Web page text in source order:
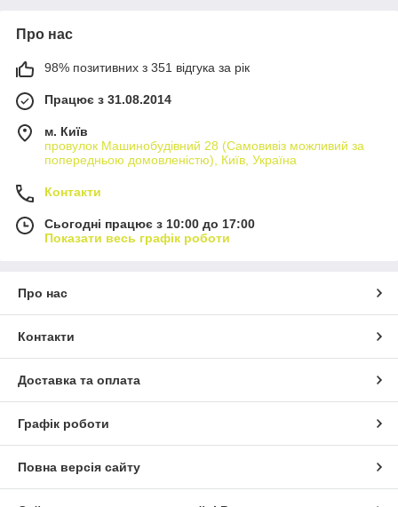
Про нас
98% позитивних з 351 відгука за рік
Працює з 31.08.2014
м. Київ
провулок Машинобудівний 28 (Самовивіз можливий за
попередньою домовленістю), Київ, Україна
Контакти
Сьогодні працює з 10:00 до 17:00
Показати весь графік роботи
Про нас
Контакти
Доставка та оплата
Графік роботи
Повна версія сайту